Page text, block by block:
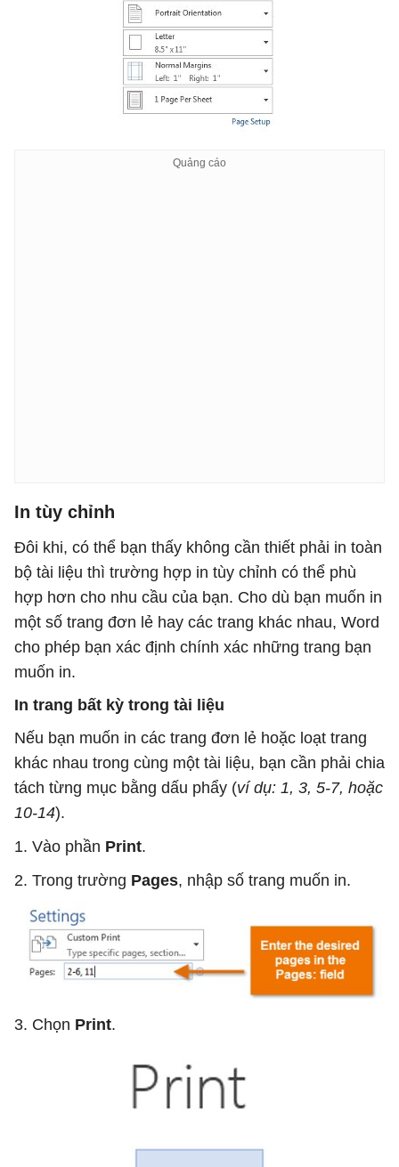
In tùy chỉnh
Đôi khi, có thể bạn thấy không cần thiết phải in toàn
bộ tài liệu thì trường hợp in tùy chỉnh có thể phù
hợp hơn cho nhu cầu của bạn. Cho dù bạn muốn in
một số trang đơn lẻ hay các trang khác nhau, Word
cho phép bạn xác định chính xác những trang bạn
muốn in.
In trang bất kỳ trong tài liệu
Nếu bạn muốn in các trang đơn lẻ hoặc loạt trang
khác nhau trong cùng một tài liệu, bạn cần phải chia
tách từng mục bằng dấu phẩy (ví dụ: 1, 3, 5-7, hoặc
10-14).
1. Vào phần Print.
2. Trong trường Pages, nhập số trang muốn in.
3. Chọn Print.